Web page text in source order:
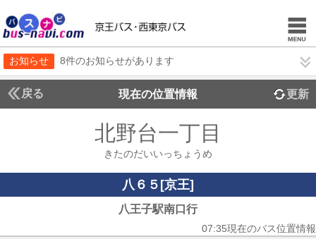
お知らせ 8件のお知らせがあります
戻る 現在の位置情報 更新
北野台一丁目
きたのだいいっちょうめ
八６５[京王]
八王子駅南口行
07:35現在のバス位置情報